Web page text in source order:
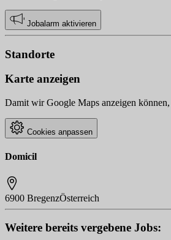
Jobalarm aktivieren
Standorte
Karte anzeigen
Damit wir Google Maps anzeigen
Cookies anpassen
Domicil
6900 BregenzÖsterreich
Weitere bereits vergebene Jobs: